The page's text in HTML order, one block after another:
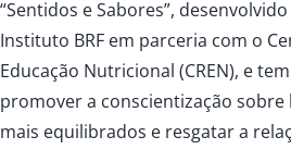
“Sentidos e Sabores”,
Instituto BRF em parceria com o
Educação Nutricional (CREN), e
promover a conscientização
mais equilibrados e resgatar a